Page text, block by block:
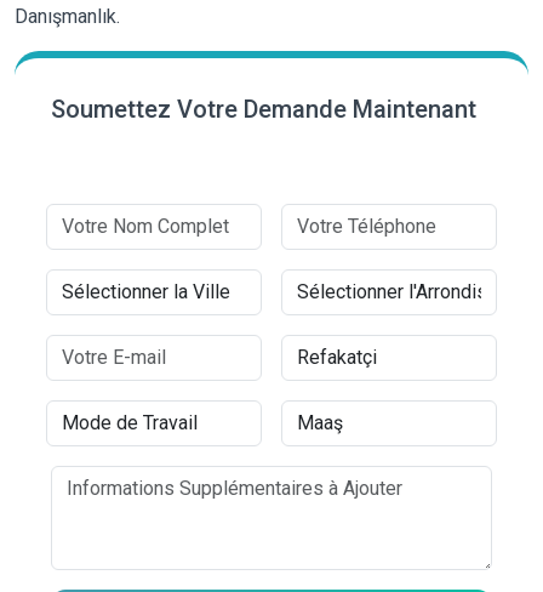
Danışmanlık.
Soumettez Votre Demande Maintenant